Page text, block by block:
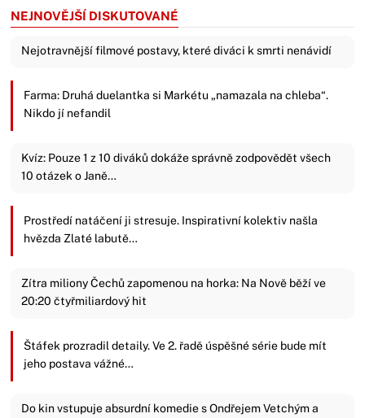
NEJNOVĚJŠÍ DISKUTOVANÉ
Nejotravnější filmové postavy, které diváci k smrti nenávidí
Farma: Druhá duelantka si Markétu „namazala na chleba“.
Nikdo jí nefandil
Kvíz: Pouze 1 z 10 diváků dokáže správně zodpovědět všech
10 otázek o Janě…
Prostředí natáčení ji stresuje. Inspirativní kolektiv našla
hvězda Zlaté labutě…
Zítra miliony Čechů zapomenou na horka: Na Nově běží ve
20:20 čtyřmiliardový hit
Štáfek prozradil detaily. Ve 2. řadě úspěšné série bude mít
jeho postava vážné…
Do kin vstupuje absurdní komedie s Ondřejem Vetchým a